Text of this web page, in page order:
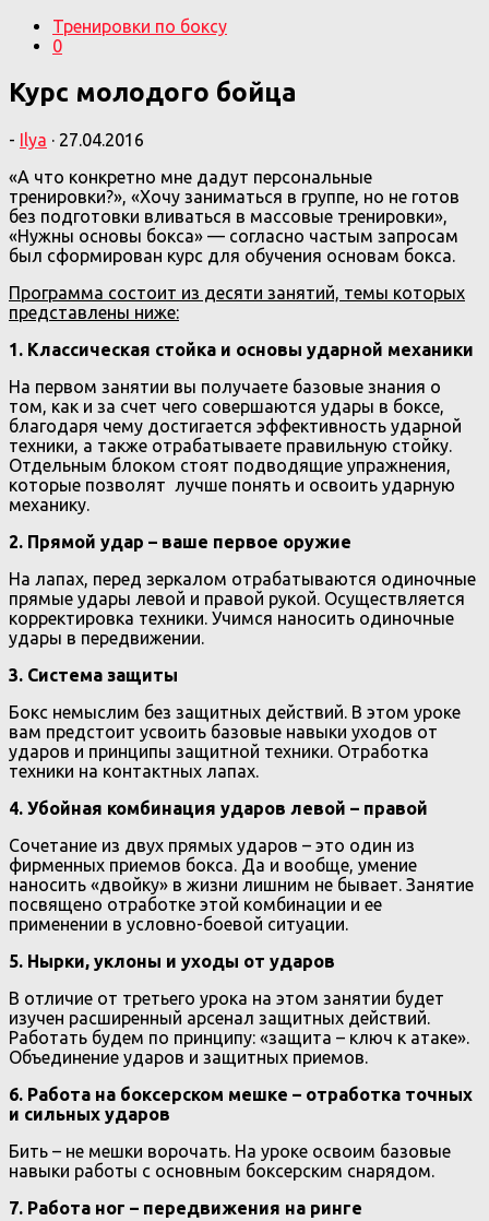
Тренировки по боксу
0
Курс молодого бойца
- Ilya · 27.04.2016
«А что конкретно мне дадут персональные
тренировки?», «Хочу заниматься в группе, но не готов
без подготовки вливаться в массовые тренировки»,
«Нужны основы бокса» — согласно частым запросам
был сформирован курс для обучения основам бокса.
Программа состоит из десяти занятий, темы которых
представлены ниже:
1. Классическая стойка и основы ударной механики
На первом занятии вы получаете базовые знания о
том, как и за счет чего совершаются удары в боксе,
благодаря чему достигается эффективность ударной
техники, а также отрабатываете правильную стойку.
Отдельным блоком стоят подводящие упражнения,
которые позволят лучше понять и освоить ударную
механику.
2. Прямой удар – ваше первое оружие
На лапах, перед зеркалом отрабатываются одиночные
прямые удары левой и правой рукой. Осуществляется
корректировка техники. Учимся наносить одиночные
удары в передвижении.
3. Система защиты
Бокс немыслим без защитных действий. В этом уроке
вам предстоит усвоить базовые навыки уходов от
ударов и принципы защитной техники. Отработка
техники на контактных лапах.
4. Убойная комбинация ударов левой – правой
Сочетание из двух прямых ударов – это один из
фирменных приемов бокса. Да и вообще, умение
наносить «двойку» в жизни лишним не бывает. Занятие
посвящено отработке этой комбинации и ее
применении в условно-боевой ситуации.
5. Нырки, уклоны и уходы от ударов
В отличие от третьего урока на этом занятии будет
изучен расширенный арсенал защитных действий.
Работать будем по принципу: «защита – ключ к атаке».
Объединение ударов и защитных приемов.
6. Работа на боксерском мешке – отработка точных
и сильных ударов
Бить – не мешки ворочать. На уроке освоим базовые
навыки работы с основным боксерским снарядом.
7. Работа ног – передвижения на ринге